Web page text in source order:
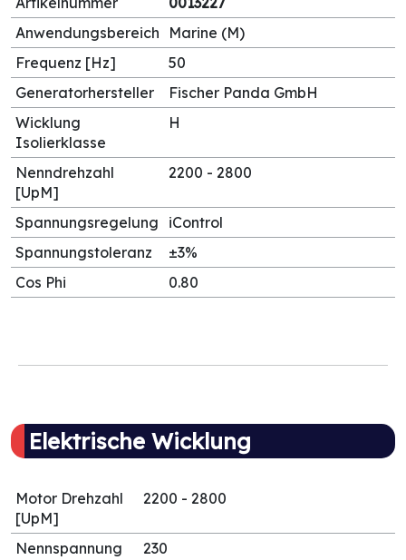
Anwendungsbereich
Marine (M)
Frequenz [Hz]
50
Generatorhersteller
Fischer Panda GmbH
Wicklung
Isolierklasse
H
Nenndrehzahl
[UpM]
2200 - 2800
Spannungsregelung
iControl
Spannungstoleranz
±3%
Cos Phi
0.80
Elektrische Wicklung
Motor Drehzahl
[UpM]
2200 - 2800
Nennspannung
230